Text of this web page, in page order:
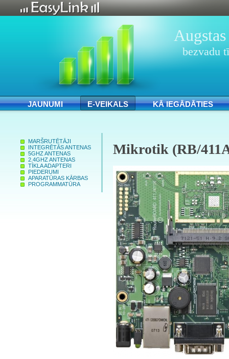
bezvadu
JAUNUMI E-VEIKALS KĀ IEGĀDĀTIES
MARŠRUTĒTĀJI
INTEGRĒTĀS ANTENAS
5GHZ ANTENAS
2.4GHZ ANTENAS
TĪKLA ADAPTERI
PIEDERUMI
APARATŪRAS KĀRBAS
PROGRAMMATŪRA
Mikrotik (RB/